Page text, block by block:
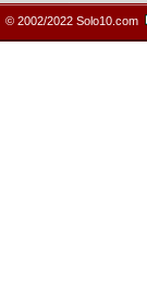
© 2002/2022 Solo10.com